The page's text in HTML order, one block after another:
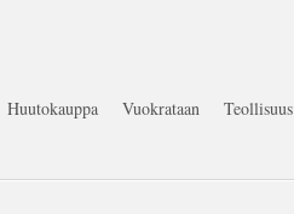
Huutokauppa Vuokrataan Teollisuus